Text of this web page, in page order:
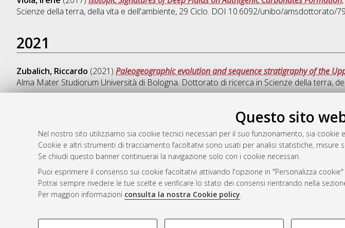
Questo sito
Nel nostro sito utilizziamo sia cookie tecnici necessari per il suo funzionamento, sia
Cookie e altri strumenti di tracciamento facoltativi sono usati per analisi statistiche,
Se chiudi questo banner continuerai la navigazione solo con i cookie necessari.
Puoi esprimere il consenso sui cookie facoltativi attivando l'opzione in "Personalizza
Potrai sempre rivedere le tue scelte e verificare lo stato dei consensi rientrando nella
Per maggiori informazioni consulta la nostra Cookie policy.
COOKIE DI PROFILAZIONE - FACOLTATIVI
Scienze della terra, della vita e dell'ambiente, 29 Ciclo. DOI 10.6092/unibo/amsdottorato/
2021
Zubalich, Riccardo (2021) Paleogeographic evolution and sequence stratigraphy of the
Alma Mater Studiorum Università di Bologna. Dottorato di ricerca in Scienze della terra,
Atom
Rss 1.0
Rss 2.0
AMS Dottorato
ISSN: 2038-7946
Servizio implementato e gestito da
Impostazioni Cookie
Informativa sulla privacy
Condizioni d’uso del sito